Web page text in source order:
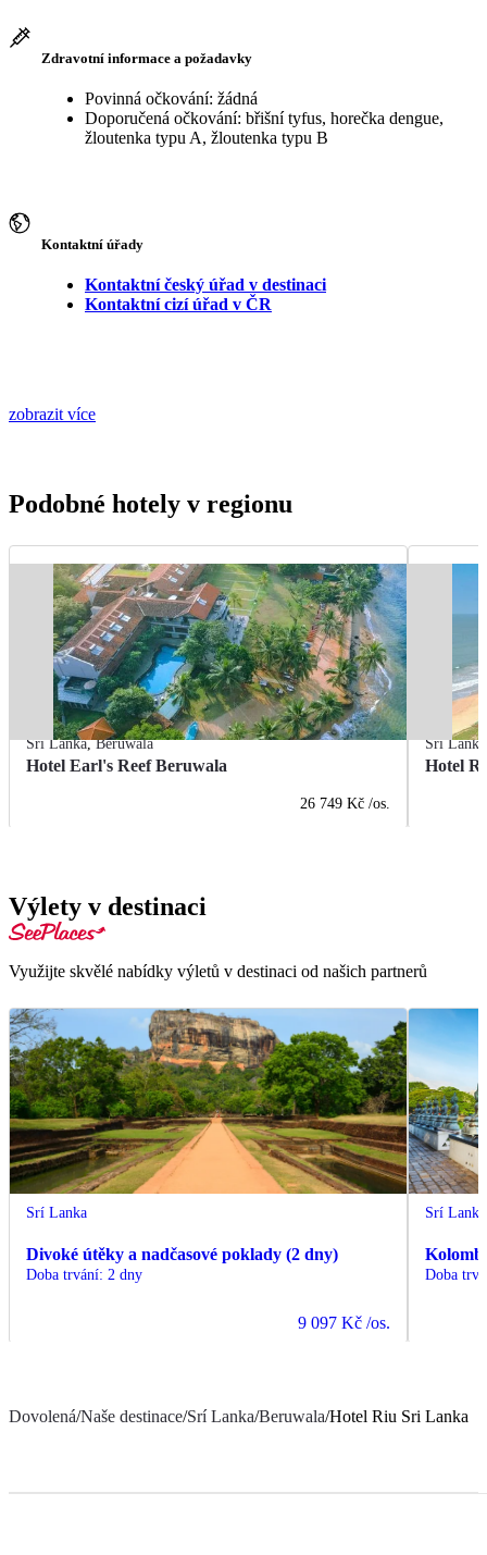
Zdravotní informace a požadavky
Povinná očkování: žádná
Doporučená očkování: břišní tyfus, horečka dengue,
žloutenka typu A, žloutenka typu B
Kontaktní úřady
Kontaktní český úřad v destinaci
Kontaktní cizí úřad v ČR
zobrazit více
Podobné hotely v regionu
Srí Lanka,Beruwala
Hotel Earl's Reef Beruwala
26 749 Kč /os.
Srí Lanka
Hotel
Výlety v destinaci
Využijte skvělé nabídky výletů v destinaci od našich partnerů
Srí Lanka
Divoké útěky a nadčasové poklady (2 dny)
Doba trvání: 2 dny
9 097 Kč /os.
Srí Lanka
Doba
Dovolená/Naše destinace/Srí Lanka/Beruwala/Hotel Riu Sri Lanka